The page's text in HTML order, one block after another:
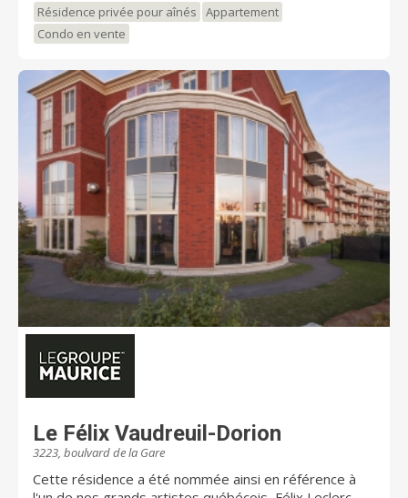
Résidence privée pour aînés
Appartement
Condo en vente
Le Félix Vaudreuil-Dorion
3223, boulvard de la Gare
Cette résidence a été nommée ainsi en référence à